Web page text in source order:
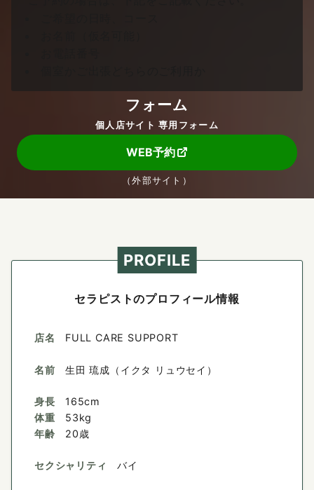
フォーム
個人店サイト 専用フォーム
WEB予約
（外部サイト）
PROFILE
セラピストのプロフィール情報
店名 FULL CARE SUPPORT
名前 生田 琉成（イクタ リュウセイ）
身長
体重
年齢
165cm
53kg
20歳
セクシャリティ バイ